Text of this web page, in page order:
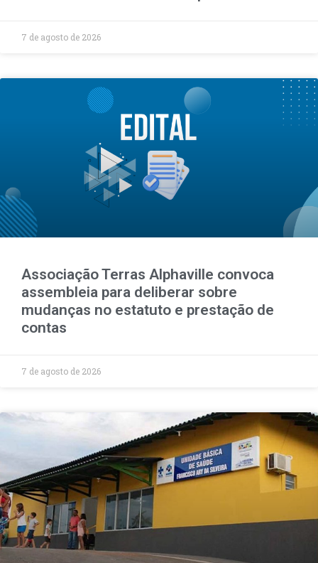
7 de agosto de 2026
Associação Terras Alphaville convoca
assembleia para deliberar sobre
mudanças no estatuto e prestação de
contas
7 de agosto de 2026